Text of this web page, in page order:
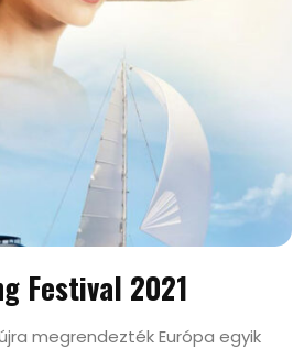
Festival 2021
megrendezték Európa egyik